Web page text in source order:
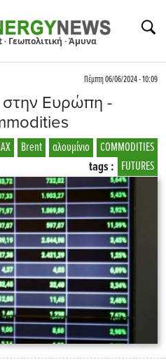
Γεωπολιτική · Άμυνα
Πέμπτη 06/06/2024 - 10:09
στην Ευρώπη -
COMMODITIES
αλουμίνιο
Brent
FUTURES
tags :